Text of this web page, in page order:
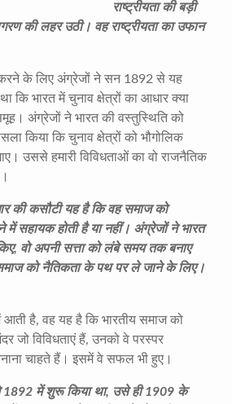
राष्ट्रीयता की बड़ी
की लहर उठी। वह राष्ट्रीयता का उफान
के लिए अंग्रेजों ने सन 1892 से यह
कि भारत में चुनाव क्षेत्रों का आधार क्या
अंग्रेजों ने भारत की वस्तुस्थिति को
किया कि चुनाव क्षेत्रों को भौगोलिक
उससे हमारी विविधताओं का वो राजनैतिक
की कसौटी यह है कि वह समाज को
में सहायक होती है या नहीं। अंग्रेजों ने भारत
वो अपनी सत्ता को लंबे समय तक बनाए
को नैतिकता के पथ पर ले जाने के लिए।
है, वह यह है कि भारतीय समाज को
जो विविधताएं हैं, उनको वे परस्पर
बनाना चाहते हैं। इसमें वे सफल भी हुए।
1892 में शुरू किया था, उसे ही 1909 के